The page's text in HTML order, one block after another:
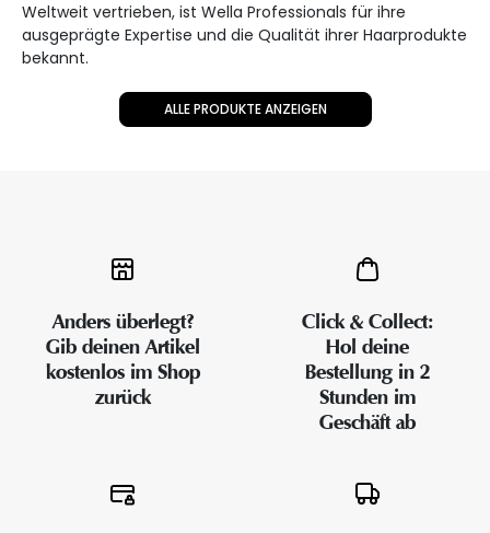
Weltweit vertrieben, ist Wella Professionals für ihre
ausgeprägte Expertise und die Qualität ihrer Haarprodukte
bekannt.
ALLE PRODUKTE ANZEIGEN
Anders überlegt?
Gib deinen Artikel
kostenlos im Shop
zurück
Click & Collect:
Hol deine
Bestellung in 2
Stunden im
Geschäft ab